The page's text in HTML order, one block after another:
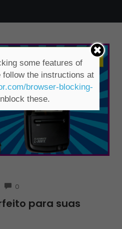
0
para suas
some features of
the instructions at
browser-blocking-
these.